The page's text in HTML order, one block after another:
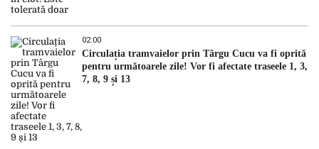
02:00
Circulația tramvaielor prin Târgu Cucu va fi oprită
pentru următoarele zile! Vor fi afectate traseele 1, 3,
7, 8, 9 și 13